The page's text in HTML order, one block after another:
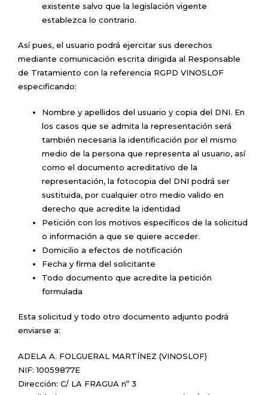
existente salvo que la legislación vigente
establezca lo contrario.
Así pues, el usuario podrá ejercitar sus derechos
mediante comunicación escrita dirigida al Responsable
de Tratamiento con la referencia RGPD VINOSLOF
especificando:
Nombre y apellidos del usuario y copia del DNI. En
los casos que se admita la representación será
también necesaria la identificación por el mismo
medio de la persona que representa al usuario, así
como el documento acreditativo de la
representación, la fotocopia del DNI podrá ser
sustituida, por cualquier otro medio valido en
derecho que acredite la identidad
Petición con los motivos específicos de la solicitud
o información a que se quiere acceder.
Domicilio a efectos de notificación
Fecha y firma del solicitante
Todo documento que acredite la petición
formulada
Esta solicitud y todo otro documento adjunto podrá
enviarse a:
ADELA A. FOLGUERAL MARTÍNEZ (VINOSLOF)
NIF: 10059877E
Dirección: C/ LA FRAGUA nº 3